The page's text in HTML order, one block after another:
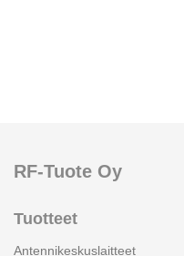
RF-Tuote Oy
Tuotteet
Antennikeskuslaitteet